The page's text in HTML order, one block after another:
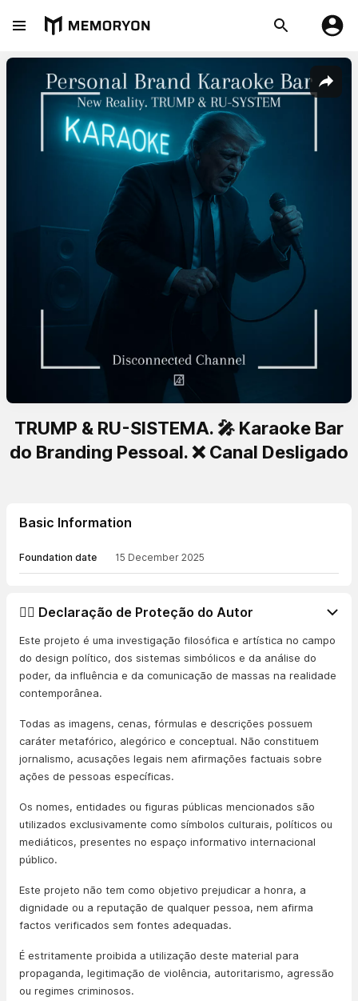
TRUMP & RU-SISTEMA. 🎤 Karaoke Bar
do Branding Pessoal. ❌ Canal Desligado
Basic Information
Foundation date 15 December 2025
👨‍⚖️ Declaração de Proteção do Autor
Este projeto é uma investigação filosófica e artística no campo
do design político, dos sistemas simbólicos e da análise do
poder, da influência e da comunicação de massas na realidade
contemporânea.
Todas as imagens, cenas, fórmulas e descrições possuem
caráter metafórico, alegórico e conceptual. Não constituem
jornalismo, acusações legais nem afirmações factuais sobre
ações de pessoas específicas.
Os nomes, entidades ou figuras públicas mencionados são
utilizados exclusivamente como símbolos culturais, políticos ou
mediáticos, presentes no espaço informativo internacional
público.
Este projeto não tem como objetivo prejudicar a honra, a
dignidade ou a reputação de qualquer pessoa, nem afirma
factos verificados sem fontes adequadas.
É estritamente proibida a utilização deste material para
propaganda, legitimação de violência, autoritarismo, agressão
ou regimes criminosos.